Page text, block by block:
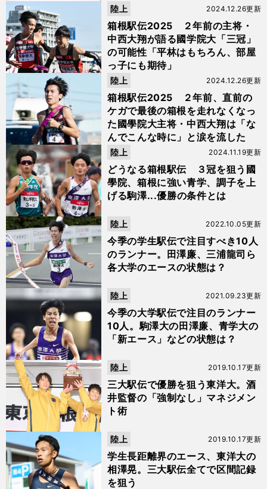
終えられた」
箱根駅伝2025 ２年前の主将・
中西大翔が語る國学院大「三冠」
の可能性「平林はもちろん、部屋
っ子にも期待」
2024.12.26更新
陸上
箱根駅伝2025 ２年前、直前の
ケガで最後の箱根を走れなくなっ
た國學院大主将・中西大翔は「な
んでこんな時に」と涙を流した
2024.12.26更新
陸上
どうなる箱根駅伝 ３冠を狙う國
學院、箱根に強い青学、調子を上
げる駒澤...優勝の条件とは
2024.11.19更新
陸上
今季の学生駅伝で注目すべき10人
のランナー。田澤廉、三浦龍司ら
各大学のエースの状態は？
2022.10.05更新
陸上
今季の大学駅伝で注目のランナー
10人。駒澤大の田澤廉、青学大の
「新エース」などの状態は？
2021.09.23更新
陸上
三大駅伝で優勝を狙う東洋大。酒
井監督の「強制なし」マネジメン
ト術
2019.10.17更新
陸上
学生長距離界のエース、東洋大の
相澤晃。三大駅伝全てで区間記録
を狙う
2019.10.17更新
陸上